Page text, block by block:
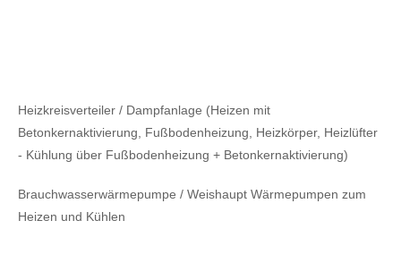
Heizkreisverteiler / Dampfanlage (Heizen mit
Betonkernaktivierung, Fußbodenheizung, Heizkörper, Heizlüfter
- Kühlung über Fußbodenheizung + Betonkernaktivierung)
Brauchwasserwärmepumpe / Weishaupt Wärmepumpen zum
Heizen und Kühlen